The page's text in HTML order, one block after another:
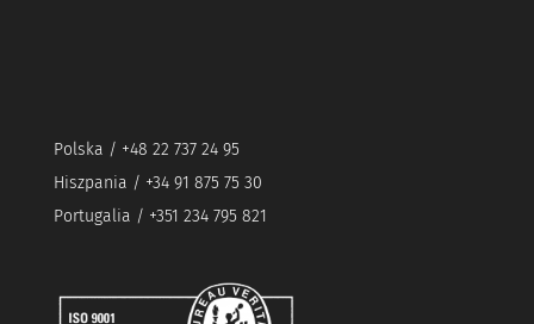
Polska / +48 22 737 24 95
Hiszpania / +34 91 875 75 30
Portugalia / +351 234 795 821